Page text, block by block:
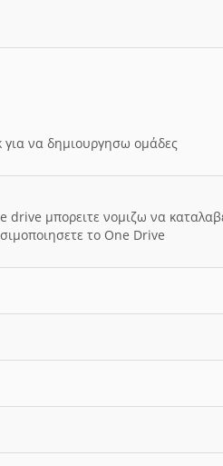
να δημιουργησω ομάδες
μπορειτε νομιζω να
το One Drive